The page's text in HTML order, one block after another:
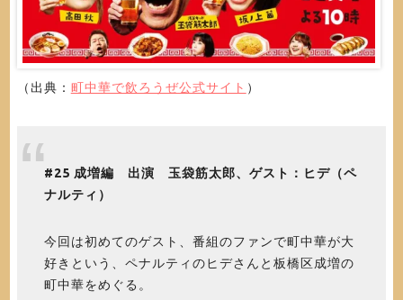
（出典： 町中華で飲ろうぜ公式サイト ）
#25 成増編 出演 玉袋筋太郎、ゲスト：ヒデ（ペ
ナルティ）
今回は初めてのゲスト、番組のファンで町中華が大
好きという、ペナルティのヒデさんと板橋区成増の
町中華をめぐる。